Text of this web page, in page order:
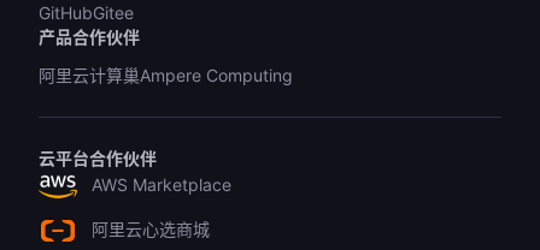
GitHubGitee
产品合作伙伴
阿里云计算巢Ampere Computing
云平台合作伙伴
AWS Marketplace
阿里云心选商城